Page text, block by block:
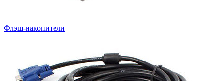
Флэш-накопители